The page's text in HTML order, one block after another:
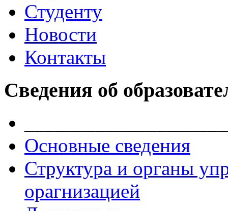
Студенту
Новости
Контакты
Сведения об
Основные сведения
Структура и органы
орагнизацией